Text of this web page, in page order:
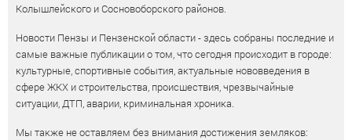
Колышлейского и Сосновоборского районов.
Новости Пензы и Пензенской области - здесь собраны последние и
самые важные публикации о том, что сегодня происходит в городе:
культурные, спортивные события, актуальные нововведения в
сфере ЖКХ и строительства, происшествия, чрезвычайные
ситуации, ДТП, аварии, криминальная хроника.
Мы также не оставляем без внимания достижения земляков: